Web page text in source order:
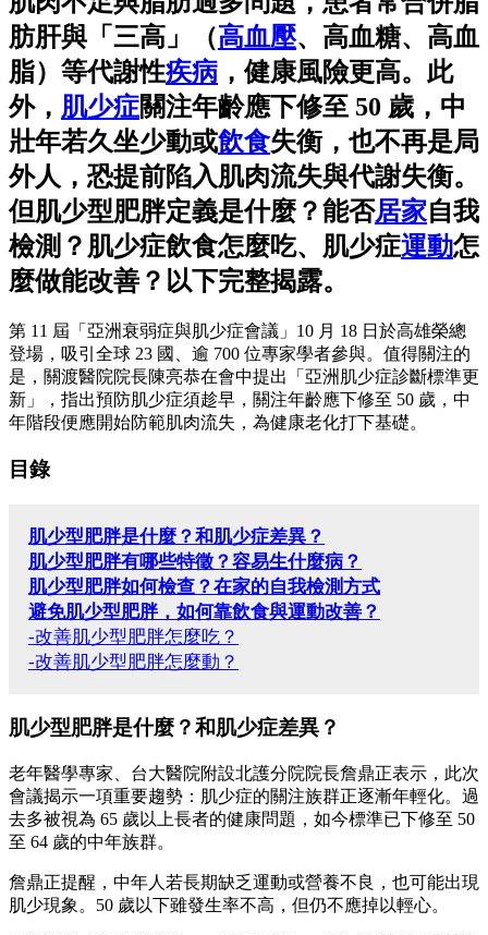
肪肝與「三高」（高血壓、高血糖、高血
脂）等代謝性疾病 ，健康風險更高。此
外， 肌少症關注年齡應下修至 50 歲，中
壯年若久坐少動或飲食失衡，也不再是局
外人，恐提前陷入肌肉流失與代謝失衡。
但肌少型肥胖定義是什麼？能否居家自我
檢測？肌少症飲食怎麼吃、肌少症運動怎
麼做能改善？以下完整揭露。
第 11 屆「亞洲衰弱症與肌少症會議」10 月 18 日於高雄榮總
登場，吸引全球 23 國、逾 700 位專家學者參與。值得關注的
是，關渡醫院院長陳亮恭在會中提出「亞洲肌少症診斷標準更
新」，指出預防肌少症須趁早，關注年齡應下修至 50 歲，中
年階段便應開始防範肌肉流失，為健康老化打下基礎。
目錄
肌少型肥胖是什麼？和肌少症差異？
肌少型肥胖有哪些特徵？容易生什麼病？
肌少型肥胖如何檢查？在家的自我檢測方式
避免肌少型肥胖，如何靠飲食與運動改善？
-改善肌少型肥胖怎麼吃？
-改善肌少型肥胖怎麼動？
肌少型肥胖是什麼？和肌少症差異？
老年醫學專家、台大醫院附設北護分院院長詹鼎正表示，此次
會議揭示一項重要趨勢：肌少症的關注族群正逐漸年輕化。過
去多被視為 65 歲以上長者的健康問題，如今標準已下修至 50
至 64 歲的中年族群。
詹鼎正提醒，中年人若長期缺乏運動或營養不良，也可能出現
肌少現象。50 歲以下雖發生率不高，但仍不應掉以輕心。